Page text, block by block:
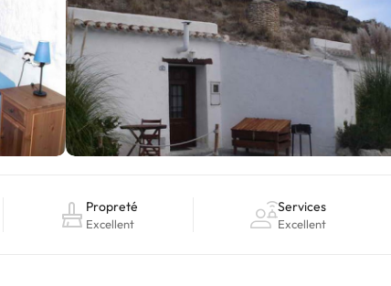
Propreté
Excellent
Services
Excellent